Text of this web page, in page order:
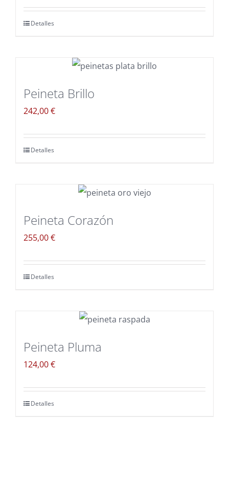
Detalles
Peineta Brillo
242,00€
Detalles
Peineta Corazón
255,00€
Detalles
Peineta Pluma
124,00€
Detalles